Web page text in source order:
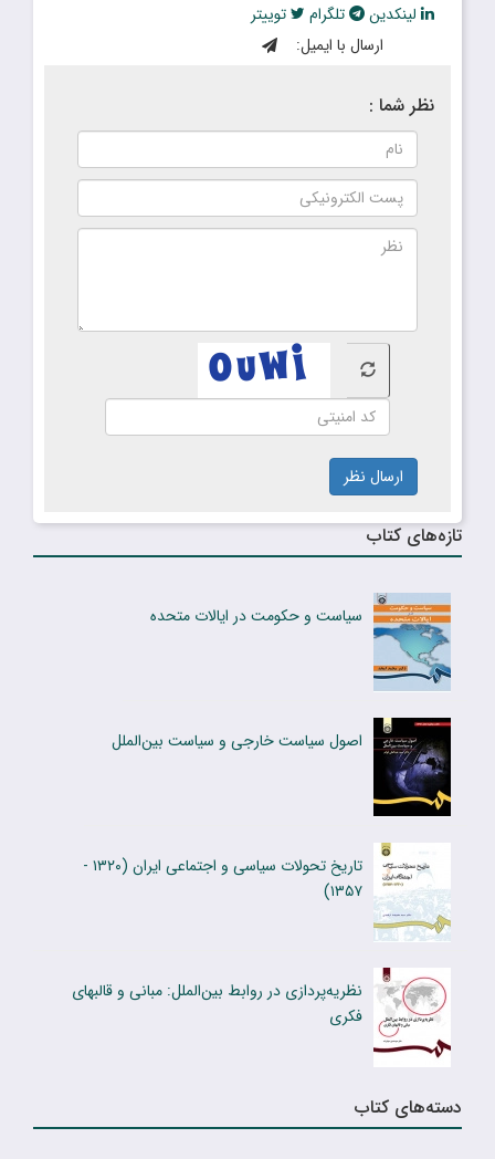
لینکدین تلگرام
توییتر
ارسال با ایمیل:
نظر شما :
ارسال نظر
تازه‌های کتاب
سیاست و حکومت در ایالات متحده
اصول سیاست خارجى و سیاست بین‌الملل
تاریخ تحولات سیاسی و اجتماعی ایران (۱۳۲۰ -
۱۳۵۷)
نظریه‌پردازی در روابط بین‌الملل: مبانی و قالبهای
فکری
دسته‌های کتاب